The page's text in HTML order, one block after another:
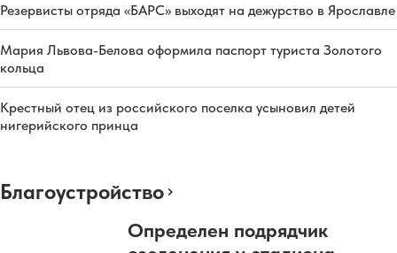
Резервисты отряда «БАРС» выходят на дежурство в Ярославле
Мария Львова-Белова оформила паспорт туриста Золотого
кольца
Крестный отец из российского поселка усыновил детей
нигерийского принца
Благоустройство
Определен подрядчик